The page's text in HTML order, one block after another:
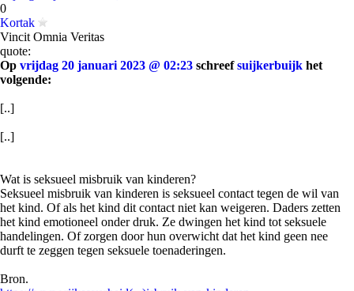
0
Kortak
Vincit Omnia Veritas
quote:
Op vrijdag 20 januari 2023 @ 02:23 schreefsuijkerbuijk het
volgende:
[..]
[..]
Wat is seksueel misbruik van kinderen?
Seksueel misbruik van kinderen is seksueel contact tegen de wil van
het kind. Of als het kind dit contact niet kan weigeren. Daders zetten
het kind emotioneel onder druk. Ze dwingen het kind tot seksuele
handelingen. Of zorgen door hun overwicht dat het kind geen nee
durft te zeggen tegen seksuele toenaderingen.
Bron.